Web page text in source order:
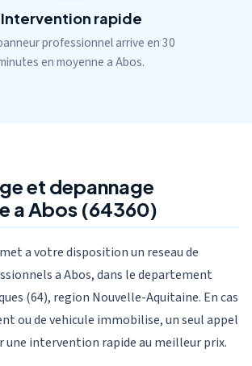
Intervention rapide
professionnel arrive en 30
en moyenne a Abos.
et depannage
a Abos (64360)
a votre disposition un reseau de
a Abos, dans le departement
(64), region Nouvelle-Aquitaine. En cas
ou de vehicule immobilise, un seul appel
intervention rapide au meilleur prix.